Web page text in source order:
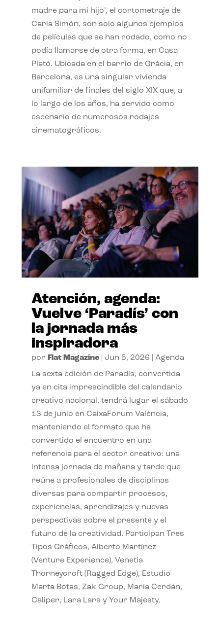
madre para mi hijo’, el cortometraje de
Carla Simón, son solo algunos ejemplos
de películas que se han rodado, como no
podía llamarse de otra forma, en Casa
Plató. Ubicada en el barrio de Gràcia, en
Barcelona, es una singular vivienda
unifamiliar de finales del siglo XIX que, a
lo largo de los años, ha servido como
escenario de numerosos rodajes
cinematográficos.
Atención, agenda:
Vuelve ‘Paradís’ con
la jornada más
inspiradora
por Flat Magazine| Jun 5, 2026 Agenda
La sexta edición de Paradís, convertida
ya en cita imprescindible del calendario
creativo nacional, tendrá lugar el sábado
13 de junio en CaixaForum València,
manteniendo el formato que ha
convertido el encuentro en una
referencia para el sector creativo: una
intensa jornada de mañana y tarde que
reúne a profesionales de disciplinas
diversas para compartir procesos,
experiencias, aprendizajes y nuevas
perspectivas sobre el presente y el
futuro de la creatividad. Participan Tres
Tipos Gráficos, Alberto Martínez
(Venture Experience), Venetia
Thorneycroft (Ragged Edge), Estudio
Marta Botas, Zak Group, María Cerdán,
Caliper, Lara Lars y Your Majesty.